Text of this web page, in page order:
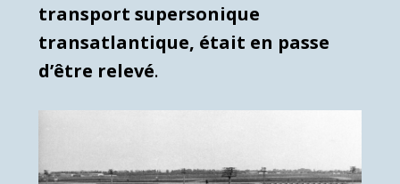
transport supersonique
transatlantique, était en passe
d’être relevé.